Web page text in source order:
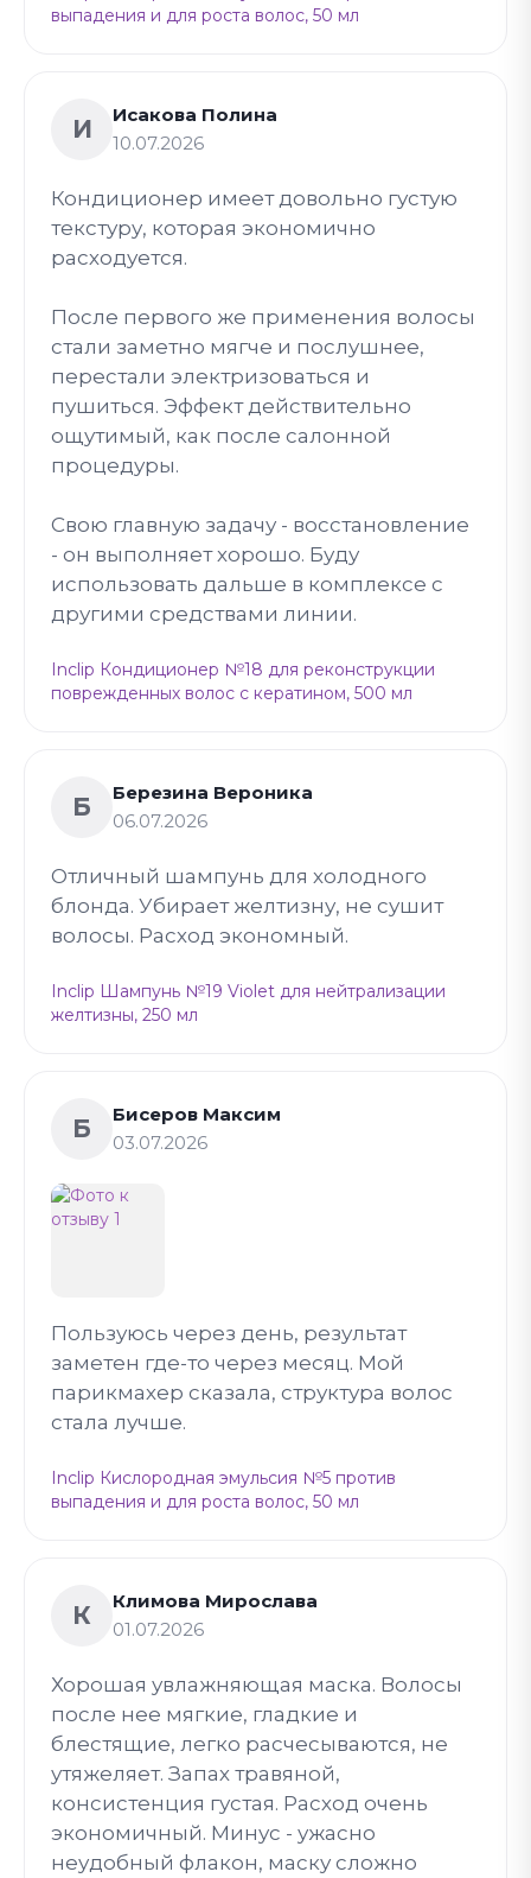
выпадения и для роста волос, 50 мл
И
Исакова Полина
10.07.2026
Кондиционер имеет довольно густую
текстуру, которая экономично
расходуется.
После первого же применения волосы
стали заметно мягче и послушнее,
перестали электризоваться и
пушиться. Эффект действительно
ощутимый, как после салонной
процедуры.
Свою главную задачу - восстановление
- он выполняет хорошо. Буду
использовать дальше в комплексе с
другими средствами линии.
Inclip Кондиционер №18 для реконструкции
поврежденных волос с кератином, 500 мл
Б
Березина Вероника
06.07.2026
Отличный шампунь для холодного
блонда. Убирает желтизну, не сушит
волосы. Расход экономный.
Inclip Шампунь №19 Violet для нейтрализации
желтизны, 250 мл
Б
Бисеров Максим
03.07.2026
Пользуюсь через день, результат
заметен где-то через месяц. Мой
парикмахер сказала, структура волос
стала лучше.
Inclip Кислородная эмульсия №5 против
выпадения и для роста волос, 50 мл
К
Климова Мирослава
01.07.2026
Хорошая увлажняющая маска. Волосы
после нее мягкие, гладкие и
блестящие, легко расчесываются, не
утяжеляет. Запах травяной,
консистенция густая. Расход очень
экономичный. Минус - ужасно
неудобный флакон, маску сложно